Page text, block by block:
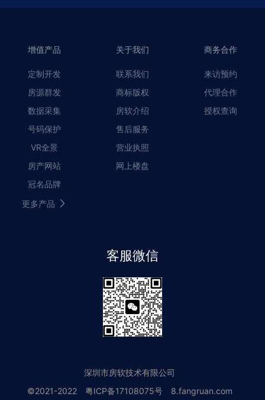
增值产品
定制开发
房源群发
数据采集
号码保护
VR全景
房产网站
冠名品牌
更多产品
关于我们
联系我们
商标版权
房软介绍
售后服务
营业执照
网上楼盘
商务合作
来访预约
代理合作
授权查询
客服微信
深圳市房软技术有限公司
©2021-2022
粤ICP备17108075号 8.fangruan.com